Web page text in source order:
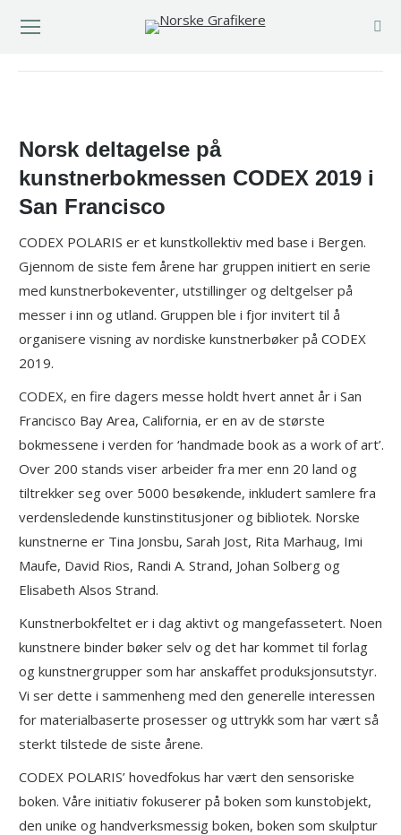
Norsk deltagelse på
kunstnerbokmessen CODEX 2019 i
San Francisco
CODEX POLARIS er et kunstkollektiv med base i Bergen.
Gjennom de siste fem årene har gruppen initiert en serie
med kunstnerbokeventer, utstillinger og deltgelser på
messer i inn og utland. Gruppen ble i fjor invitert til å
organisere visning av nordiske kunstnerbøker på CODEX
2019.
CODEX, en fire dagers messe holdt hvert annet år i San
Francisco Bay Area, California, er en av de største
bokmessene i verden for ‘handmade book as a work of art’.
Over 200 stands viser arbeider fra mer enn 20 land og
tiltrekker seg over 5000 besøkende, inkludert samlere fra
verdensledende kunstinstitusjoner og bibliotek. Norske
kunstnerne er Tina Jonsbu, Sarah Jost, Rita Marhaug, Imi
Maufe, David Rios, Randi A. Strand, Johan Solberg og
Elisabeth Alsos Strand.
Kunstnerbokfeltet er i dag aktivt og mangefassetert. Noen
kunstnere binder bøker selv og det har kommet til forlag
og kunstnergrupper som har anskaffet produksjonsutstyr.
Vi ser dette i sammenheng med den generelle interessen
for materialbaserte prosesser og uttrykk som har vært så
sterkt tilstede de siste årene.
CODEX POLARIS’ hovedfokus har vært den sensoriske
boken. Våre initiativ fokuserer på boken som kunstobjekt,
den unike og handverksmessig boken, boken som skulptur